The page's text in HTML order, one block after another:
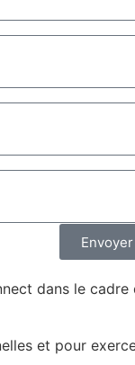
Envoyer
dans le
et pour